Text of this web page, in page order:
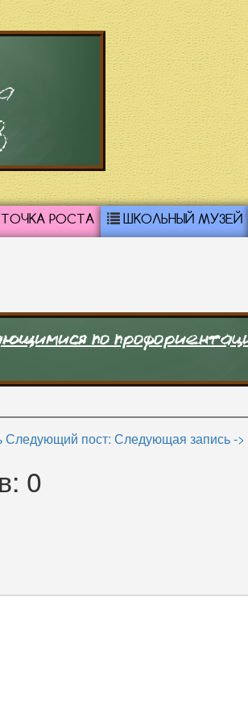
ТОЧКА РОСТА ШКОЛЬНЫЙ МУЗЕЙ
по
Следующий пост: Следующая запись ->
0